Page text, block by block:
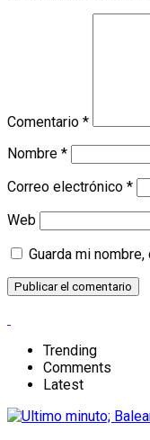
Comentario *
Nombre *
Correo electrónico *
Web
Guarda mi
Trending
Comments
Latest